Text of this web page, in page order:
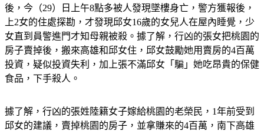
後，今（29）日上午8點多被人發現墜樓身亡，警方獲報後，
上2女的住處探勘，才發現邱女16歲的女兒人在屋內睡覺，少
女直到員警進門才知母親被殺。據了解，行凶的張女把桃園的
房子賣掉後，搬來高雄和邱女住，邱女鼓勵她用賣房的4百萬
投資，疑似投資失利，加上張不滿邱女「騙」她吃昂貴的保健
食品，下手殺人。
據了解，行凶的張姓陸籍女子嫁給桃園的老榮民，1年前受到
邱女的建議，賣掉桃園的房子，並拿賺來的4百萬，南下高雄